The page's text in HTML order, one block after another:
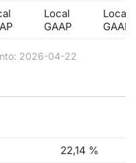
Local
GAAP
Local
GAAP
2026-04-22
22,14 %